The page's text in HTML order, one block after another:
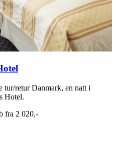
tur/retur Danmark, en natt i
Hotel.
fra 2 020,-